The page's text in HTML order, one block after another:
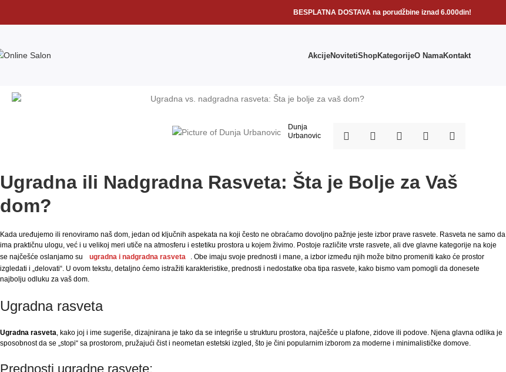
BESPLATNA DOSTAVA na porudžbine iznad 6.000din!
AkcijeNovitetiShopKategorijeO NamaKontakt
Dunja
Urbanovic
Ugradna ili Nadgradna Rasveta: Šta je Bolje za Vaš
dom?
Kada uređujemo ili renoviramo naš dom, jedan od ključnih aspekata na koji često ne obraćamo dovoljno pažnje jeste izbor prave rasvete. Rasveta ne samo da
ima praktičnu ulogu, već i u velikoj meri utiče na atmosferu i estetiku prostora u kojem živimo. Postoje različite vrste rasvete, ali dve glavne kategorije na koje
se najčešće oslanjamo su
ugradna i nadgradna rasveta
. Obe imaju svoje prednosti i mane, a izbor između njih može bitno promeniti kako će prostor
izgledati i „delovati“. U ovom tekstu, detaljno ćemo istražiti karakteristike, prednosti i nedostatke oba tipa rasvete, kako bismo vam pomogli da donesete
najbolju odluku za vaš dom.
Ugradna rasveta
Ugradna rasveta, kako joj i ime sugeriše, dizajnirana je tako da se integriše u strukturu prostora, najčešće u plafone, zidove ili podove. Njena glavna odlika je
sposobnost da se „stopi“ sa prostorom, pružajući čist i neometan estetski izgled, što je čini popularnim izborom za moderne i minimalističke domove.
Prednosti ugradne rasvete: